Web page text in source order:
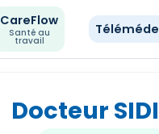
CareFlow
Santé au
travail
Docteur